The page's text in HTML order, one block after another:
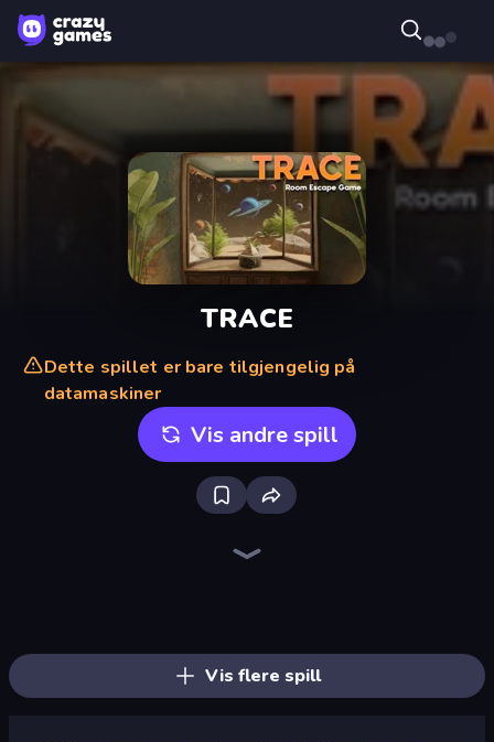
TRACE
Dette spillet er bare tilgjengelig på
datamaskiner
Vis andre spill
Vis flere spill